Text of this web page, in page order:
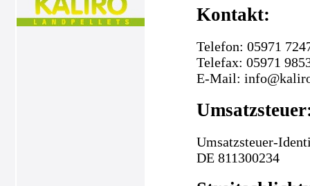
Kontakt:
Telefon: 05971
Telefax: 05971
E-Mail:
Umsatzsteuer-
DE 811300234